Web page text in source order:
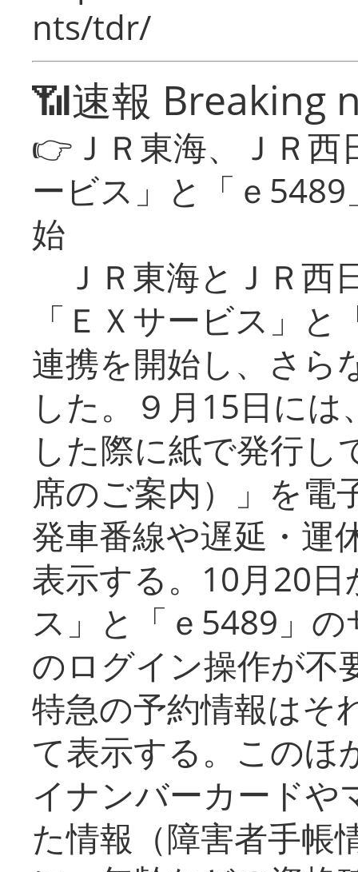
nts/tdr/
📶速報 Breaking
👉ＪＲ東海、ＪＲ
ービス」と「ｅ
始
ＪＲ東海とＪＲ西
「ＥＸサービス」
連携を開始し、さら
した。９月15日に
した際に紙で発行し
席のご案内）」を電
発車番線や遅延・運
表示する。10月20
ス」と「ｅ5489」
のログイン操作が不
特急の予約情報はそ
て表示する。このほ
イナンバーカードや
た情報（障害者手帳